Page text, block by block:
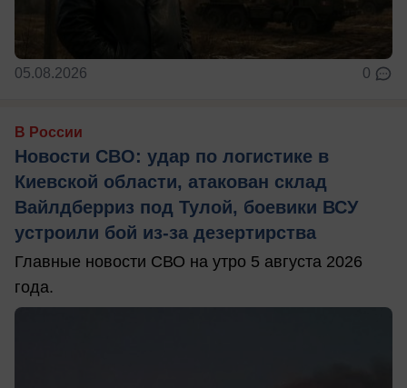
05.08.2026 0
В России
Новости СВО: удар по логистике в
Киевской области, атакован склад
Вайлдберриз под Тулой, боевики ВСУ
устроили бой из-за дезертирства
Главные новости СВО на утро 5 августа 2026
года.